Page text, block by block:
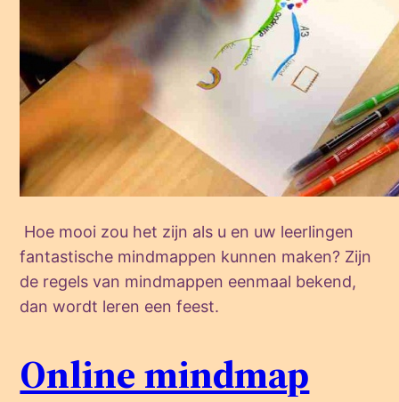
Hoe mooi zou het zijn als u en uw leerlingen
fantastische mindmappen kunnen maken? Zijn
de regels van mindmappen eenmaal bekend,
dan wordt leren een feest.
Online mindmap